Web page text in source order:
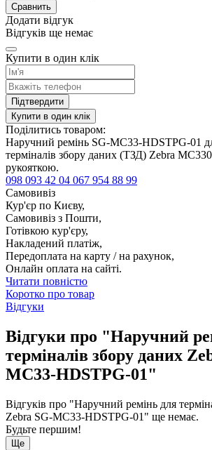
Сравнить
Додати відгук
Відгуків ще немає
Купити в один клік
Підтвердити
Купити в один клік
Поділитись товаром:
Наручний ремінь SG-MC33-HDSTPG-01
терміналів збору даних (ТЗД) Zebra
рукояткою.
098 093 42 04 067 954 88 99
Самовивіз
Кур'єр по Києву,
Самовивіз з Пошти,
Готівкою кур'єру,
Накладений платіж,
Передоплата на карту / на рахунок,
Онлайн оплата на сайті.
Читати повністю
Коротко про товар
Відгуки
Відгуки про "Наручний
терміналів збору даних
MC33-HDSTPG-01"
Відгуків про "Наручний ремінь для
Zebra SG-MC33-HDSTPG-01" ще немає.
Будьте першим!
Ще